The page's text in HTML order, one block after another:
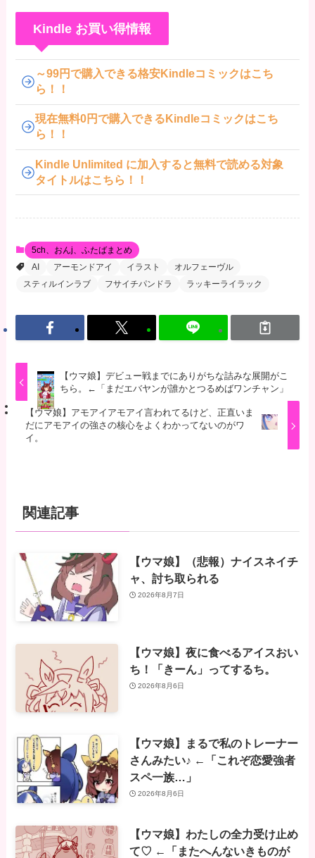
Kindle お買い得情報
～99円で購入できる格安Kindleコミックはこち
ら！！
現在無料0円で購入できるKindleコミックはこち
ら！！
Kindle Unlimited に加入すると無料で読める対象
タイトルはこちら！！
5ch、おんj、ふたばまとめ
AI
アーモンドアイ イラスト
オルフェーヴル
スティルインラブ
フサイチパンドラ ラッキーライラック
【ウマ娘】デビュー戦までにありがちな詰みな展開がこ
ちら。←「まだエバヤンが誰かとつるめばワンチャン」
【ウマ娘】アモアイアモアイ言われてるけど、正直いま
だにアモアイの強さの核心をよくわかってないのがワ
イ。
関連記事
【ウマ娘】（悲報）ナイスネイチ
ャ、討ち取られる
2026年8月7日
【ウマ娘】夜に食べるアイスおい
ち！「きーん」ってするち。
2026年8月6日
【ウマ娘】まるで私のトレーナー
さんみたい♪ ←「これぞ恋愛強者
スペ一族…」
2026年8月6日
【ウマ娘】わたしの全力受け止め
て♡ ←「またへんないきものが